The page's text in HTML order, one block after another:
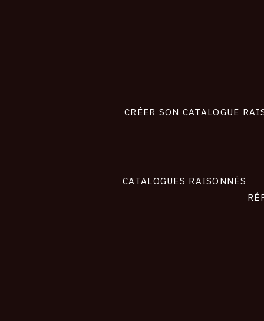
CRÉER SON CATALOGUE
CATALOGUES RAISONNÉS